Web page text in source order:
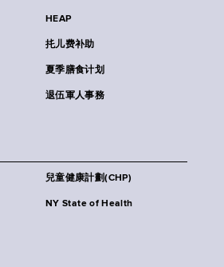
HEAP
扥儿费补助
夏季膳食计划
退伍軍人事務
兒童健康計劃(CHP)
NY State of Health